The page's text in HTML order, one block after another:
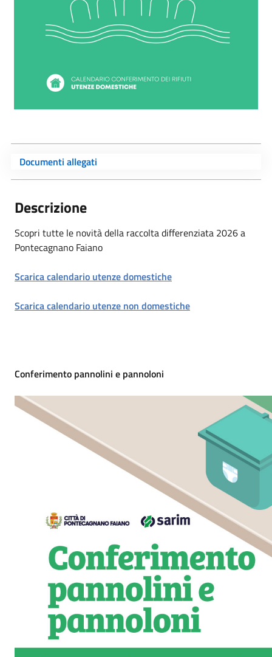
Documenti allegati
Descrizione
Scopri tutte le novità della raccolta differenziata 2026 a
Pontecagnano Faiano
Scarica calendario utenze domestiche
Scarica calendario utenze non domestiche
Conferimento pannolini e pannoloni